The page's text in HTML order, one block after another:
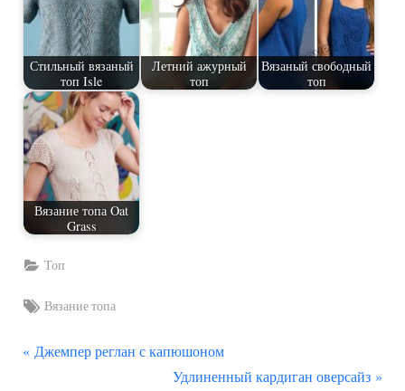
Стильный вязаный
топ Isle
Летний ажурный
топ
Вязаный свободный
топ
Вязание топа Oat
Grass
Топ
Tags:
Вязание топа
Навигация
П
Джемпер реглан с капюшоном
С
Удлиненный кардиган оверсайз